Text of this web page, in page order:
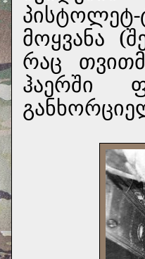
პისტოლეტ-
მოყვანა
რაც
ჰაერში